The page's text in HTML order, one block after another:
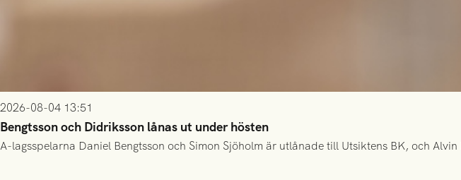
2026-08-04 13:51
Bengtsson och Didriksson lånas ut under hösten
A-lagsspelarna Daniel Bengtsson och Simon Sjöholm är utlånade till Utsiktens BK, och